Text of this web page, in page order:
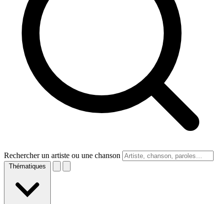
Rechercher un artiste ou une chanson
Thématiques